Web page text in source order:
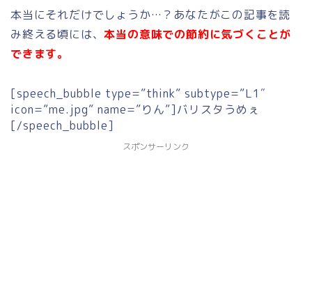
本当にそれだけでしょうか…？あなたがこの記事を読
み終える頃には、本当の意味での節約に気づくことが
できます。
[speech_bubble type=”think” subtype=”L1″
icon=”me.jpg” name=”りん”]バリスタうめぇ
[/speech_bubble]
スポンサーリンク